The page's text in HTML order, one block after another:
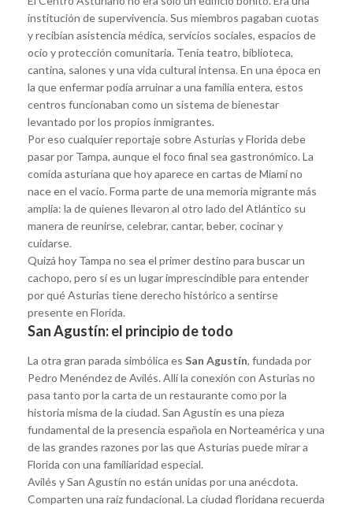
institución de supervivencia. Sus miembros pagaban cuotas
y recibían asistencia médica, servicios sociales, espacios de
ocio y protección comunitaria. Tenía teatro, biblioteca,
cantina, salones y una vida cultural intensa. En una época en
la que enfermar podía arruinar a una familia entera, estos
centros funcionaban como un sistema de bienestar
levantado por los propios inmigrantes.
Por eso cualquier reportaje sobre Asturias y Florida debe
pasar por Tampa, aunque el foco final sea gastronómico. La
comida asturiana que hoy aparece en cartas de Miami no
nace en el vacío. Forma parte de una memoria migrante más
amplia: la de quienes llevaron al otro lado del Atlántico su
manera de reunirse, celebrar, cantar, beber, cocinar y
cuidarse.
Quizá hoy Tampa no sea el primer destino para buscar un
cachopo, pero sí es un lugar imprescindible para entender
por qué Asturias tiene derecho histórico a sentirse
presente en Florida.
San Agustín: el principio de todo
La otra gran parada simbólica es San Agustín, fundada por
Pedro Menéndez de Avilés. Allí la conexión con Asturias no
pasa tanto por la carta de un restaurante como por la
historia misma de la ciudad. San Agustín es una pieza
fundamental de la presencia española en Norteamérica y una
de las grandes razones por las que Asturias puede mirar a
Florida con una familiaridad especial.
Avilés y San Agustín no están unidas por una anécdota.
Comparten una raíz fundacional. La ciudad floridana recuerda